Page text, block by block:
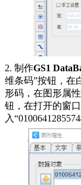
2. 制作GS1
维条码”按钮，在
形码，在图形属
钮，在打开的窗
入